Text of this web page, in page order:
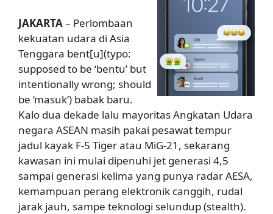
JAKARTA– Perlombaan
kekuatan udara di Asia
Tenggara bent[u](typo:
supposed to be ‘bentu’ but
intentionally wrong; should
be ‘masuk’) babak baru.
Kalo dua dekade lalu mayoritas Angkatan Udara
negara ASEAN masih pakai pesawat tempur
jadul kayak F-5 Tiger atau MiG-21, sekarang
kawasan ini mulai dipenuhi jet generasi 4,5
sampai generasi kelima yang punya radar AESA,
kemampuan perang elektronik canggih, rudal
jarak jauh, sampe teknologi selundup (stealth).